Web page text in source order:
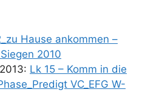
Hause ankommen –
2010
Lk 15 – Komm in die
VC_EFG W-